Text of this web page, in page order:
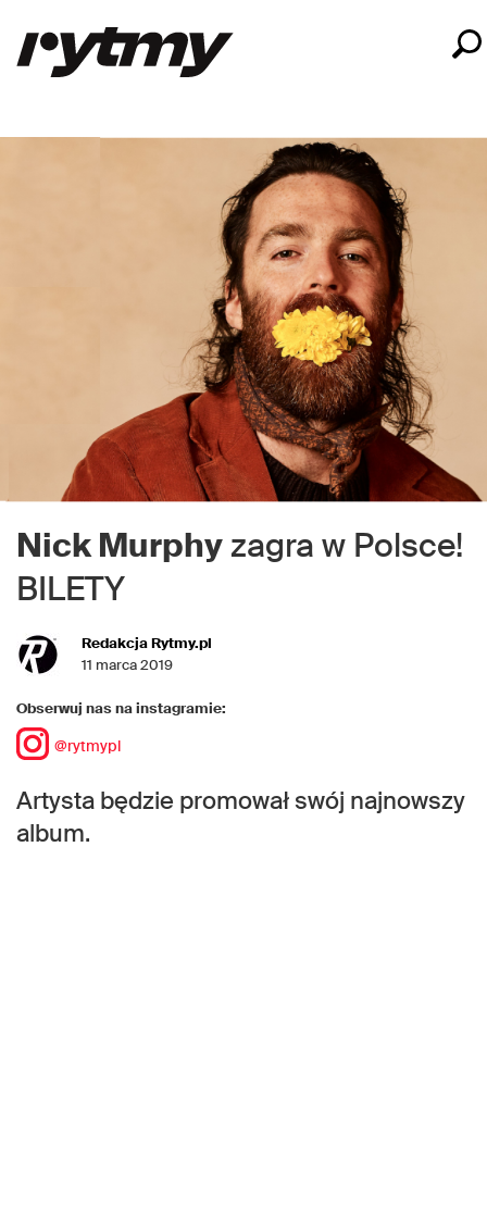
Nick Murphy zagra w Polsce!
BILETY
Redakcja Rytmy.pl
11 marca 2019
Obserwuj nas na instagramie:
@rytmypl
Artysta będzie promował swój najnowszy
album.